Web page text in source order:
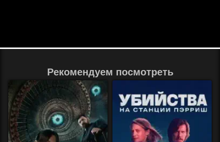
Рекомендуем посмотреть